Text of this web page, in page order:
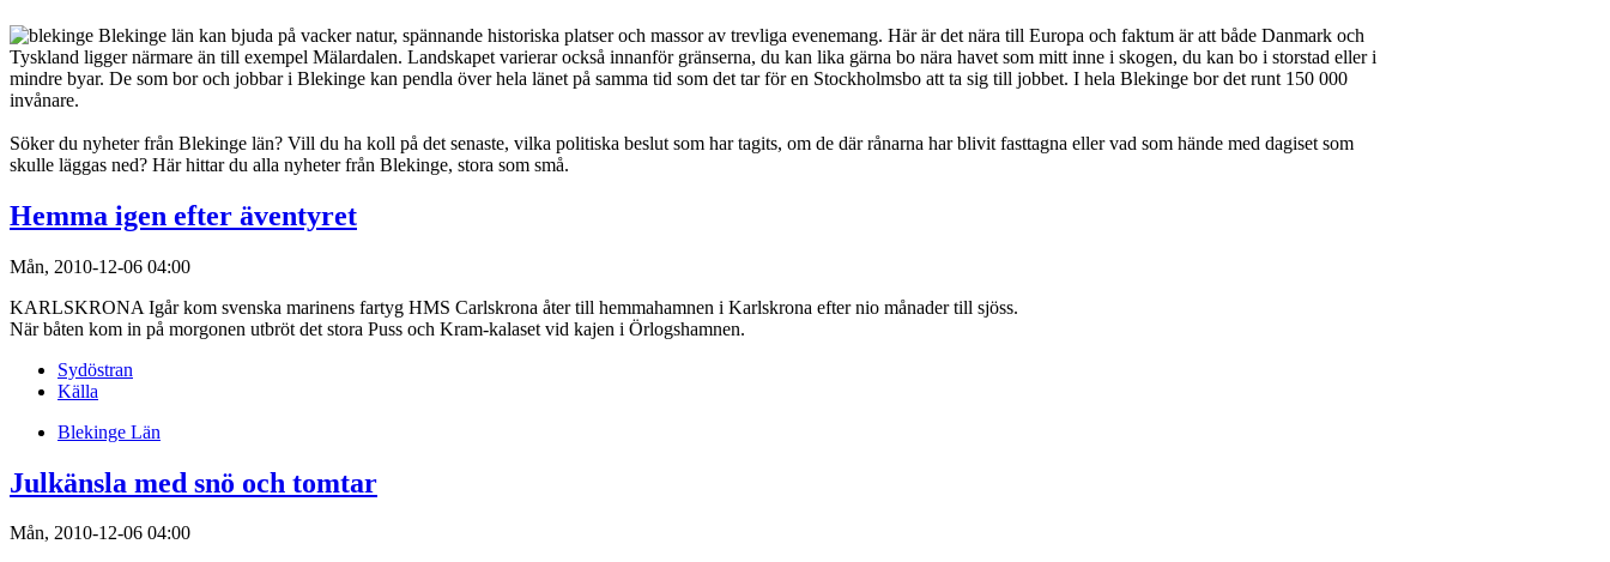
Blekinge län kan bjuda på vacker natur, spännande historiska platser och massor av trevliga evenemang. Här är det nära till Europa och faktum är att både Danmark och
Tyskland ligger närmare än till exempel Mälardalen. Landskapet varierar också innanför gränserna, du kan lika gärna bo nära havet som mitt inne i skogen, du kan bo i storstad eller i
mindre byar. De som bor och jobbar i Blekinge kan pendla över hela länet på samma tid som det tar för en Stockholmsbo att ta sig till jobbet. I hela Blekinge bor det runt 150 000
invånare.
Söker du nyheter från Blekinge län? Vill du ha koll på det senaste, vilka politiska beslut som har tagits, om de där rånarna har blivit fasttagna eller vad som hände med dagiset som
skulle läggas ned? Här hittar du alla nyheter från Blekinge, stora som små.
Hemma igen efter äventyret
Mån, 2010-12-06 04:00
KARLSKRONA Igår kom svenska marinens fartyg HMS Carlskrona åter till hemmahamnen i Karlskrona efter nio månader till sjöss.
När båten kom in på morgonen utbröt det stora Puss och Kram-kalaset vid kajen i Örlogshamnen.
Sydöstran
Källa
Blekinge Län
Julkänsla med snö och tomtar
Mån, 2010-12-06 04:00